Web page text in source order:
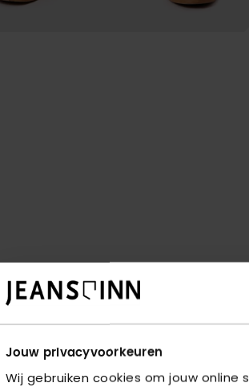
Jouw privacyvoorkeuren
Wij gebruiken cookies om jouw
VOOR JOU
jeans van New Star